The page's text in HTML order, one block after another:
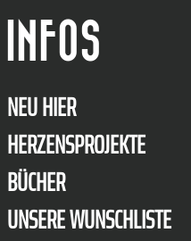
INFOS
NEU HIER
HERZENSPROJEKTE
BÜCHER
UNSERE WUNSCHLISTE